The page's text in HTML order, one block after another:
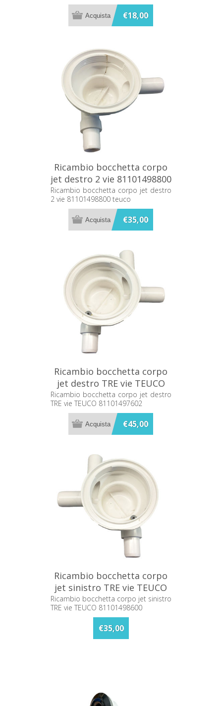
€18,00
Ricambio bocchetta corpo
jet destro 2 vie 81101498800
teuco
Ricambio bocchetta corpo jet destro
2 vie 81101498800 teuco
€35,00
Ricambio bocchetta corpo
jet destro TRE vie TEUCO
81101497602
Ricambio bocchetta corpo jet destro
TRE vie TEUCO 81101497602
€45,00
Ricambio bocchetta corpo
jet sinistro TRE vie TEUCO
81101498600
Ricambio bocchetta corpo jet sinistro
TRE vie TEUCO 81101498600
€35,00